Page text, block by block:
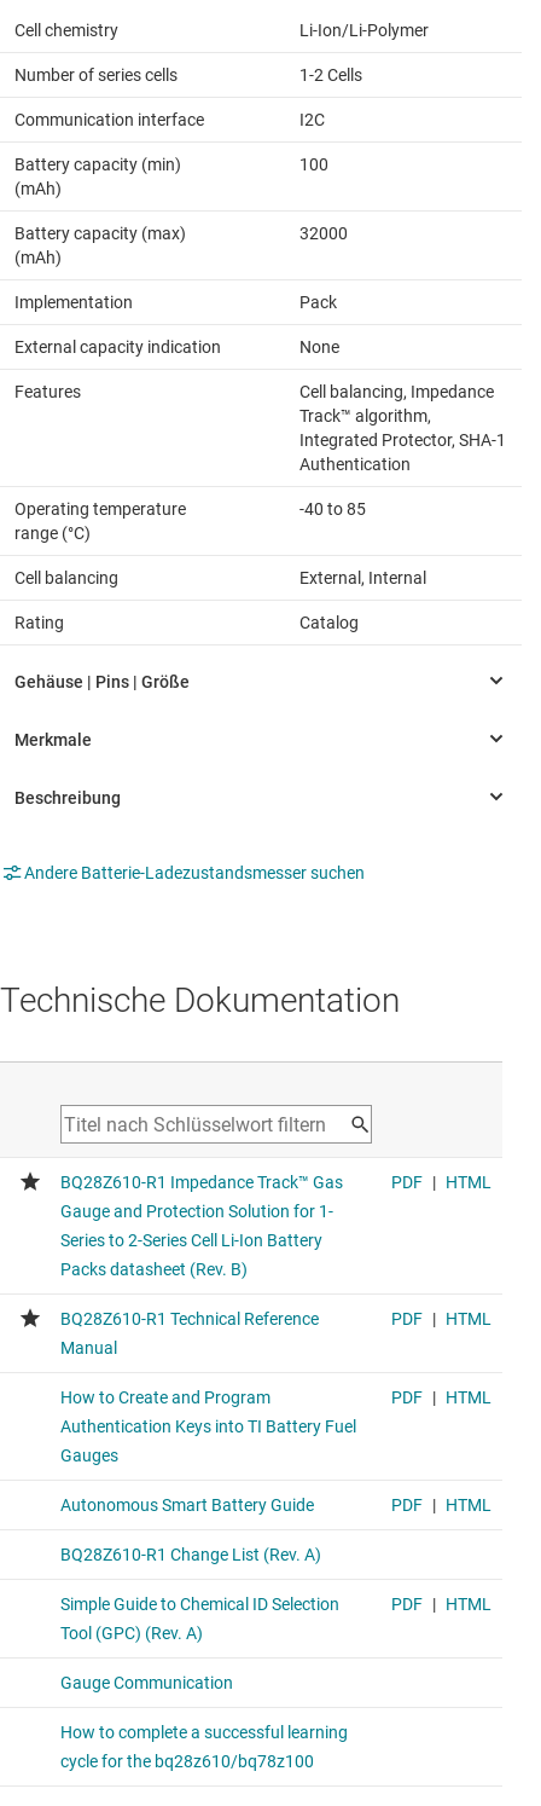
Cell chemistry Li-Ion/Li-Polymer
Number of series cells 1-2 Cells
Communication interface I2C
Battery capacity (min)
(mAh)
100
Battery capacity (max)
(mAh)
32000
Implementation Pack
External capacity indication None
Features
Cell balancing, Impedance
Track™ algorithm,
Integrated Protector, SHA-1
Authentication
Operating temperature
range (°C)
-40 to 85
Cell balancing External, Internal
Rating Catalog
Andere Batterie-Ladezustandsmesser suchen
Technische Dokumentation